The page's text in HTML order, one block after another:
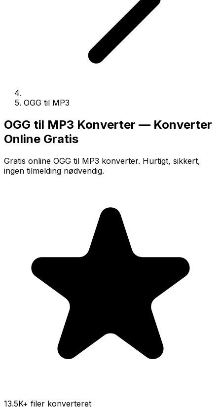
OGG til MP3
OGG til MP3 Konverter — Konverter
Online Gratis
Gratis online OGG til MP3 konverter. Hurtigt, sikkert,
ingen tilmelding nødvendig.
13.5K+ filer konverteret